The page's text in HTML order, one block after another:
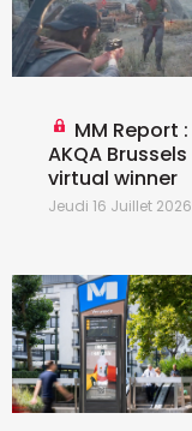
MM Report :
AKQA Brussels
virtual winner
Jeudi 16 Juillet 2026